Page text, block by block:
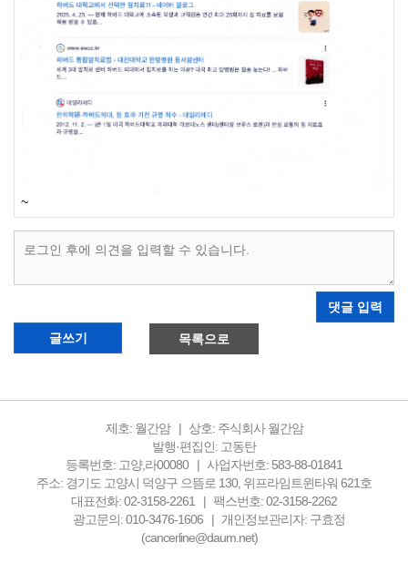
~
댓글 입력
글쓰기 목록으로
제호: 월간암
상호: 주식회사 월간암
발행·편집인: 고동탄
등록번호: 고양,라00080
사업자번호: 583-88-01841
주소: 경기도 고양시 덕양구 으뜸로 130, 위프라임트윈타워 621호
대표전화: 02-3158-2261
팩스번호: 02-3158-2262
광고문의: 010-3476-1606
개인정보관리자: 구효정
(cancerline@daum.net)